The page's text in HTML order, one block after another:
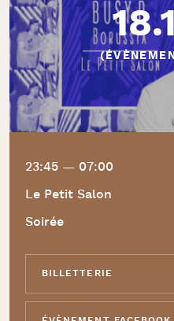
23:45 — 07:00
Le Petit Salon
Soirée
BILLETTERIE